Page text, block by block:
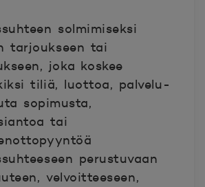
solmimiseksi
tarjoukseen tai
joka koskee
tiliä, luottoa, palvelu-
sopimusta,
tai
perustuvaan
velvoitteeseen,